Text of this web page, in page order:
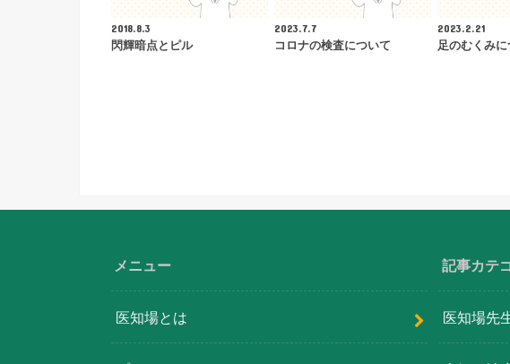
2018.8.3
閃輝暗点とピル
2023.7.7
コロナの検査について
2023.2.21
足のむくみに
メニュー
医知場とは
記事カテ
医知場先